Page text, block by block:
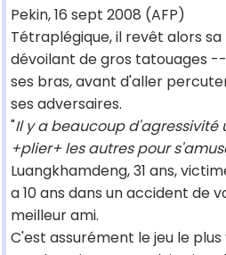
Pekin, 16 sept 2008 (AFP)
Tétraplégique, il revêt alors
dévoilant de gros tatouages
ses bras, avant d'aller
ses adversaires.
"Il y a beaucoup d'agressivité
+plier+ les autres pour
Luangkhamdeng, 31 ans,
a 10 ans dans un accident de
meilleur ami.
C'est assurément le jeu le